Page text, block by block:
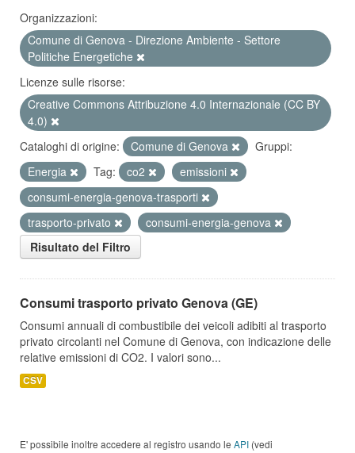
Organizzazioni:
Comune di Genova - Direzione Ambiente - Settore
Politiche Energetiche
Licenze sulle risorse:
Creative Commons Attribuzione 4.0 Internazionale (CC BY
4.0)
Cataloghi di origine:
Comune di Genova
Gruppi:
Energia
Tag: co2
emissioni
consumi-energia-genova-trasporti
trasporto-privato
consumi-energia-genova
Risultato del Filtro
Consumi trasporto privato Genova (GE)
Consumi annuali di combustibile dei veicoli adibiti al trasporto
privato circolanti nel Comune di Genova, con indicazione delle
relative emissioni di CO2. I valori sono...
CSV
E' possibile inoltre accedere al registro usando le API (vedi